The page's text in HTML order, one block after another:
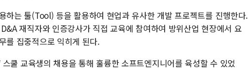
하는 툴(Tool) 등을 활용하여 현업과 유사한 개발 프로젝트를 진행한다.
재직자와 인증강사가 직접 교육에 참여하여 방위산업 현장에서 요
를 집중적으로 익히게 된다.
쿨 교육생의 채용을 통해 훌륭한 소프트엔지니어를 육성할 수 있었